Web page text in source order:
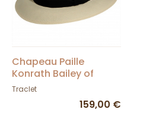
Chapeau Paille
Konrath Bailey of
Hollywood
Traclet
159,00 €